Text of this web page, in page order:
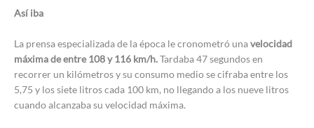
Así iba
La prensa especializada de la época le cronometró unavelocidad
máxima de entre 108 y 116 km/h.Tardaba 47 segundos en
recorrer un kilómetros y su consumo medio se cifraba entre los
5,75 y los siete litros cada 100 km, no llegando a los nueve litros
cuando alcanzaba su velocidad máxima.